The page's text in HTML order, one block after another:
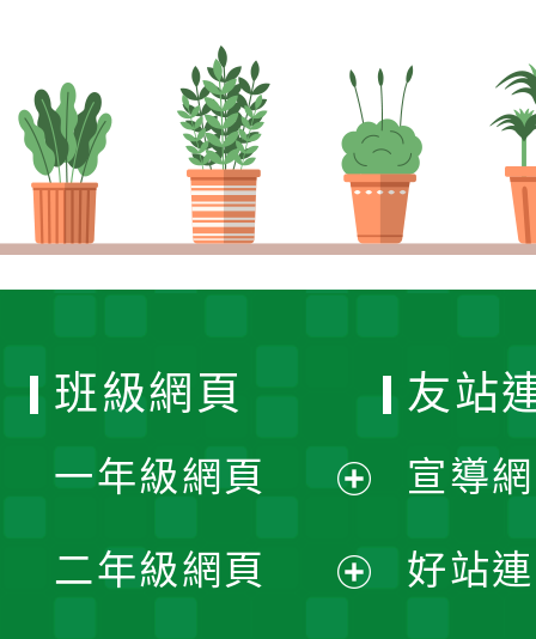
班級網頁
一年級網頁
開
二年級網頁
友站
宣導
好站